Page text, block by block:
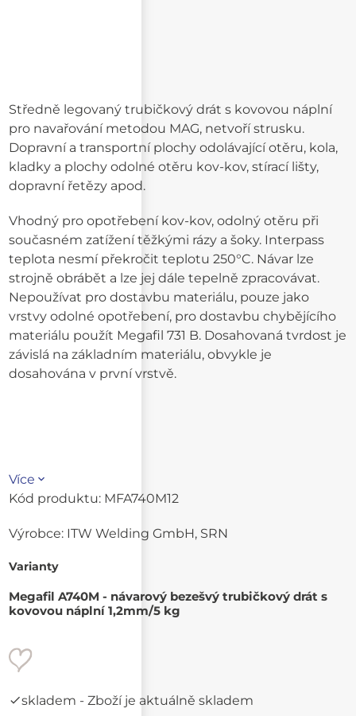
Středně legovaný trubičkový drát s kovovou náplní
pro navařování metodou MAG, netvoří strusku.
Dopravní a transportní plochy odolávající otěru, kola,
kladky a plochy odolné otěru kov-kov, stírací lišty,
dopravní řetězy apod.
Vhodný pro opotřebení kov-kov, odolný otěru při
současném zatížení těžkými rázy a šoky. Interpass
teplota nesmí překročit teplotu 250°C. Návar lze
strojně obrábět a lze jej dále tepelně zpracovávat.
Nepoužívat pro dostavbu materiálu, pouze jako
vrstvy odolné opotřebení, pro dostavbu chybějícího
materiálu použít Megafil 731 B. Dosahovaná tvrdost je
závislá na základním materiálu, obvykle je
dosahována v první vrstvě.
Více
Kód produktu: MFA740M12
Výrobce: ITW Welding GmbH, SRN
Varianty
Megafil A740M - návarový bezešvý trubičkový drát s
kovovou náplní 1,2mm/5 kg
skladem - Zboží je aktuálně skladem